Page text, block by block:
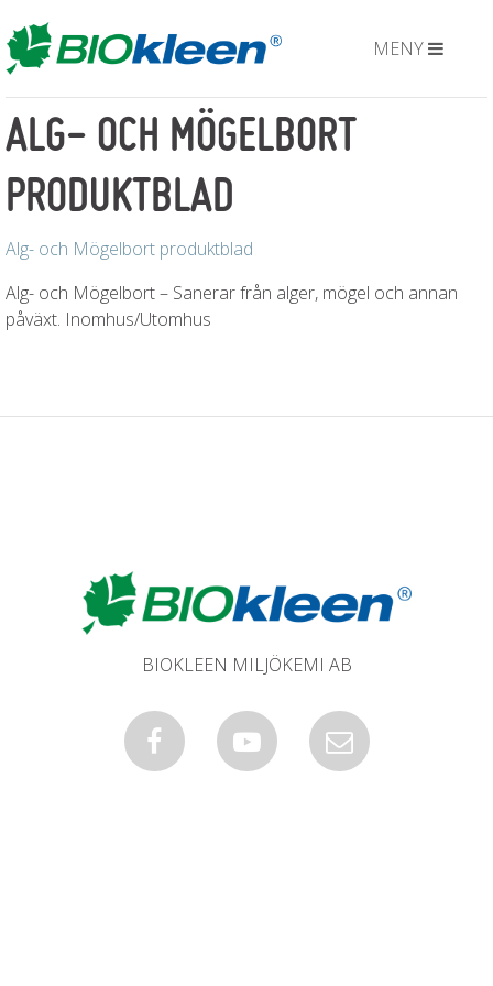
MENY
ALG- OCH MÖGELBORT
PRODUKTBLAD
Alg- och Mögelbort produktblad
Alg- och Mögelbort – Sanerar från alger, mögel och annan
påväxt. Inomhus/Utomhus
BIOKLEEN MILJÖKEMI AB